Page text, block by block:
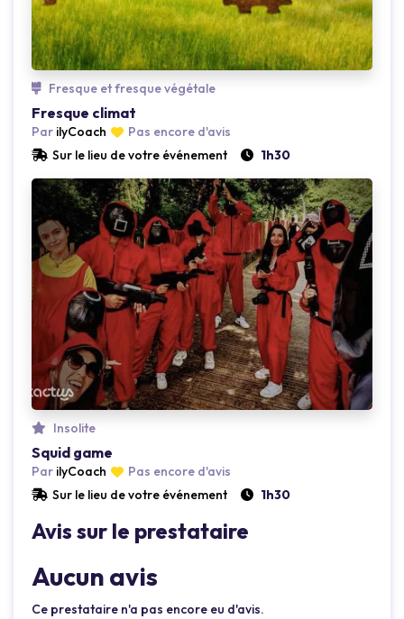
Loading...
Fresque et fresque végétale
Fresque climat
Par ilyCoach
Pas encore d'avis
Sur le lieu de votre événement
1h30
Loading...
Insolite
Squid game
Par ilyCoach
Pas encore d'avis
Sur le lieu de votre événement
1h30
Avis sur le prestataire
Aucun avis
Ce prestataire n'a pas encore eu d'avis.